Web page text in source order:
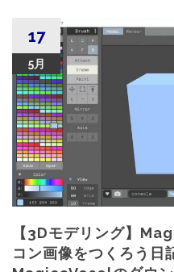
17
5月
【3Dモデリング】
コン画像をつくろう日